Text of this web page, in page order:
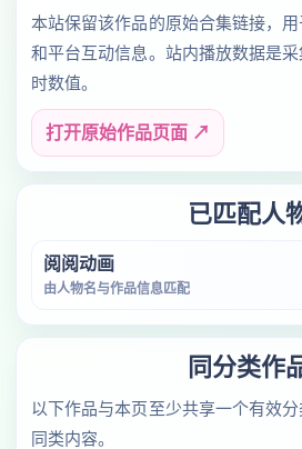
本站保留该作品的原始合集链接，
和平台互动信息。站内播放数据是
时数值。
打开原始作品页面 ↗
已匹配人
阅阅动画
由人物名与作品信息匹配
同分类作
以下作品与本页至少共享一个有效
同类内容。